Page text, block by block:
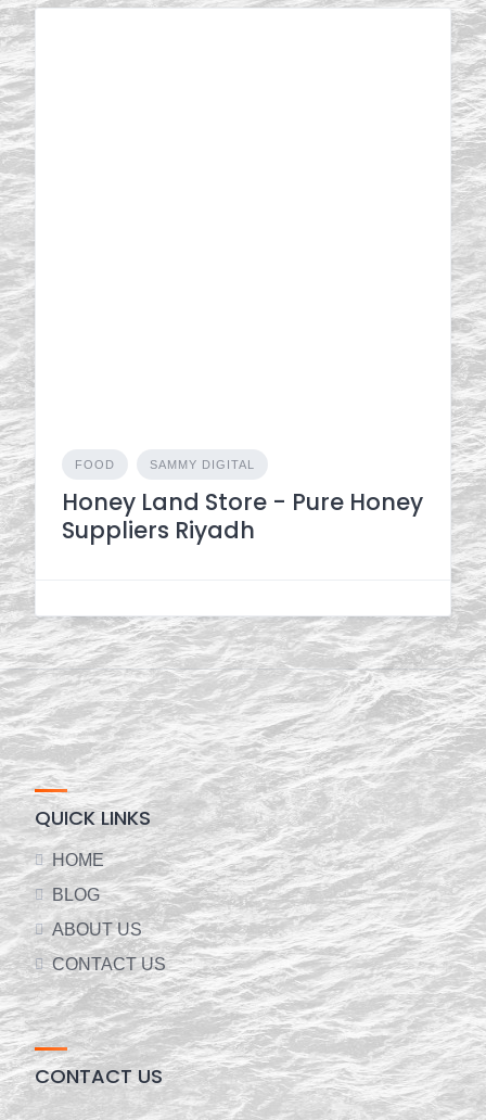
FOOD SAMMY DIGITAL
Honey Land Store - Pure Honey
Suppliers Riyadh
QUICK LINKS
HOME
BLOG
ABOUT US
CONTACT US
CONTACT US